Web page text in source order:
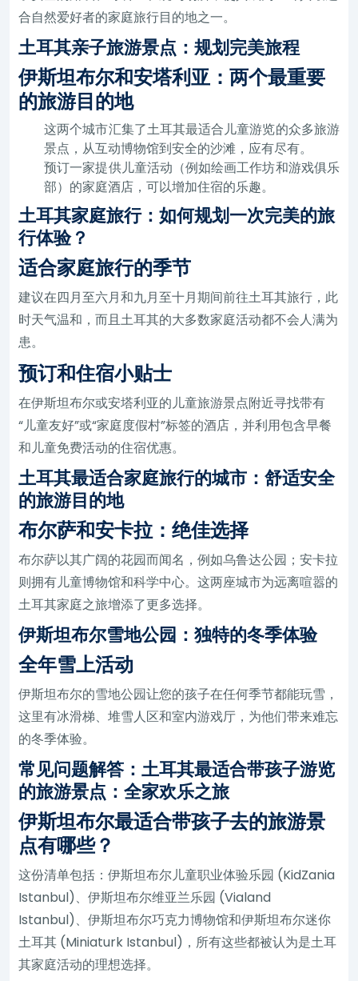
合自然爱好者的家庭旅行目的地之一。
土耳其亲子旅游景点：规划完美旅程
伊斯坦布尔和安塔利亚：两个最重要
的旅游目的地
这两个城市汇集了土耳其最适合儿童游览的众多旅游
景点，从互动博物馆到安全的沙滩，应有尽有。
预订一家提供儿童活动（例如绘画工作坊和游戏俱乐
部）的家庭酒店，可以增加住宿的乐趣。
土耳其家庭旅行：如何规划一次完美的旅
行体验？
适合家庭旅行的季节
建议在四月至六月和九月至十月期间前往土耳其旅行，此
时天气温和，而且土耳其的大多数家庭活动都不会人满为
患。
预订和住宿小贴士
在伊斯坦布尔或安塔利亚的儿童旅游景点附近寻找带有
“儿童友好”或“家庭度假村”标签的酒店，并利用包含早餐
和儿童免费活动的住宿优惠。
土耳其最适合家庭旅行的城市：舒适安全
的旅游目的地
布尔萨和安卡拉：绝佳选择
布尔萨以其广阔的花园而闻名，例如乌鲁达公园；安卡拉
则拥有儿童博物馆和科学中心。这两座城市为远离喧嚣的
土耳其家庭之旅增添了更多选择。
伊斯坦布尔雪地公园：独特的冬季体验
全年雪上活动
伊斯坦布尔的雪地公园让您的孩子在任何季节都能玩雪，
这里有冰滑梯、堆雪人区和室内游戏厅，为他们带来难忘
的冬季体验。
常见问题解答：土耳其最适合带孩子游览
的旅游景点：全家欢乐之旅
伊斯坦布尔最适合带孩子去的旅游景
点有哪些？
这份清单包括：伊斯坦布尔儿童职业体验乐园 (KidZania
Istanbul)、伊斯坦布尔维亚兰乐园 (Vialand
Istanbul)、伊斯坦布尔巧克力博物馆和伊斯坦布尔迷你
土耳其 (Miniaturk Istanbul)，所有这些都被认为是土耳
其家庭活动的理想选择。